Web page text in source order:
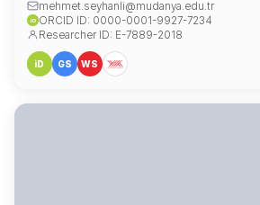
mehmet.seyhanli@mudanya.edu.tr
iD ORCID ID: 0000-0001-9927-7234
Researcher ID: E-7889-2018
iD GS WS